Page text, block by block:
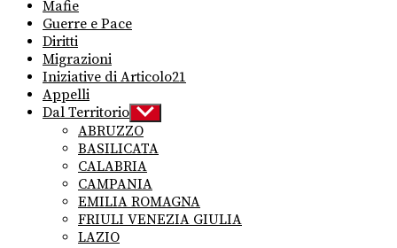
Mafie
Guerre e Pace
Diritti
Migrazioni
Iniziative di Articolo21
Appelli
Dal Territorio Show
sub
menu
ABRUZZO
BASILICATA
CALABRIA
CAMPANIA
EMILIA ROMAGNA
FRIULI VENEZIA GIULIA
LAZIO